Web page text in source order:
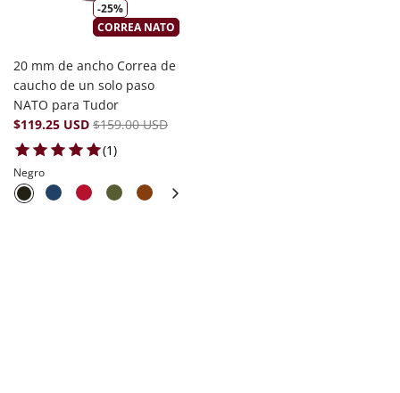
-25%
CORREA NATO
20 mm de ancho Correa de
caucho de un solo paso
NATO para Tudor
$119.25 USD $159.00 USD
(1)1 total reviews
Negro